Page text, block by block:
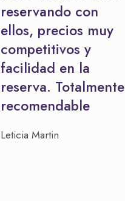
reservando con
ellos, precios muy
competitivos y
facilidad en la
reserva. Totalmente
recomendable
Leticia Martin